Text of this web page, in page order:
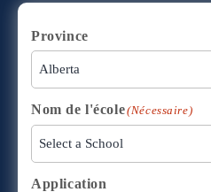
Province
Nom de l'école(Nécessaire)
Application